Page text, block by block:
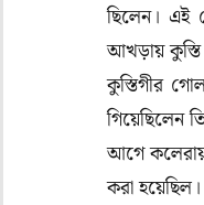
ছিলেন। এই
আখড়ায় কুস্তি
কুস্তিগীর
গিয়েছিলেন
আগে কলেরায়
করা